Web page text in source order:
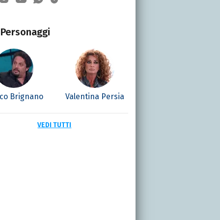
Personaggi
Brignano Valentina Persia
VEDI TUTTI